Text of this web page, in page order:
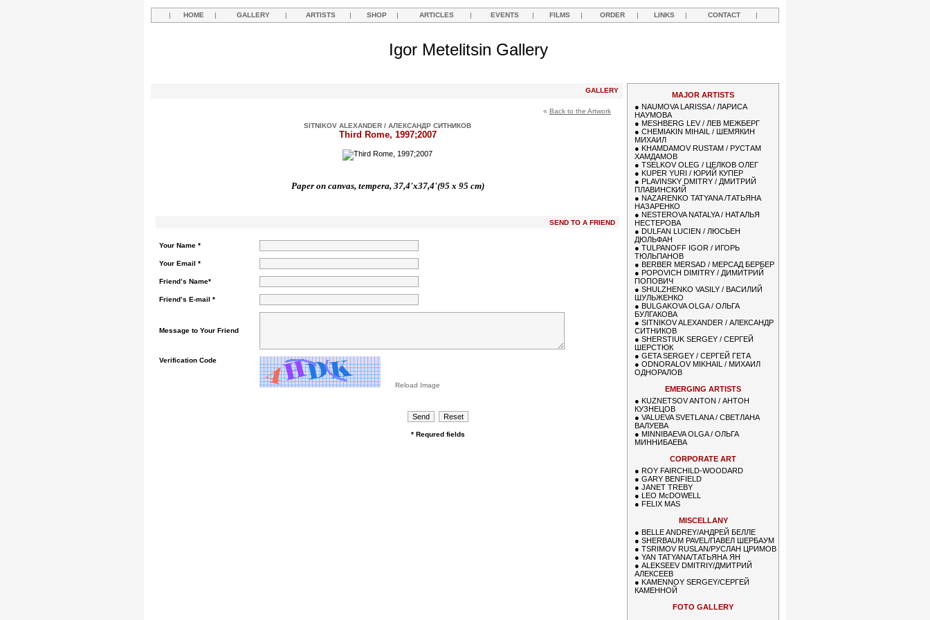
| HOME | GALLERY | ARTISTS | SHOP | ARTICLES | EVENTS | FILMS | ORDER | LINKS | CONTACT |
Igor Metelitsin Gallery
GALLERY
« Back to the Artwork
SITNIKOV ALEXANDER / АЛЕКСАНДР СИТНИКОВ
Third Rome, 1997;2007
Paper on canvas, tempera, 37,4'x37,4'(95 x 95 cm)
SEND TO A FRIEND
Your Name *
Your Email *
Friend’s Name*
Friend’s E-mail *
Message to Your Friend
Verification Code
Reload Image
* Requred fields
MAJOR ARTISTS
● NAUMOVA LARISSA / ЛАРИСА
НАУМОВА
● MESHBERG LEV / ЛЕВ МЕЖБЕРГ
● CHEMIAKIN MIHAIL / ШЕМЯКИН
МИХАИЛ
● KHAMDAMOV RUSTAM / РУСТАМ
ХАМДАМОВ
● TSELKOV OLEG / ЦЕЛКОВ ОЛЕГ
● KUPER YURI / ЮРИЙ КУПЕР
● PLAVINSKY DMITRY / ДМИТРИЙ
ПЛАВИНСКИЙ
● NAZARENKO TATYANA /ТАТЬЯНА
НАЗАРЕНКО
● NESTEROVA NATALYA / НАТАЛЬЯ
НЕСТЕРОВА
● DULFAN LUCIEN / ЛЮСЬЕН
ДЮЛЬФАН
● TULPANOFF IGOR / ИГОРЬ
ТЮЛЬПАНОВ
● BERBER MERSAD / МЕРСАД БЕРБЕР
● POPOVICH DIMITRY / ДИМИТРИЙ
ПОПОВИЧ
● SHULZHENKO VASILY / ВАСИЛИЙ
ШУЛЬЖЕНКО
● BULGAKOVA OLGA / ОЛЬГА
БУЛГАКОВА
● SITNIKOV ALEXANDER / АЛЕКСАНДР
СИТНИКОВ
● SHERSTIUK SERGEY / СЕРГЕЙ
ШЕРСТЮК
● GETA SERGEY / СЕРГЕЙ ГЕТА
● ODNORALOV MIKHAIL / МИХАИЛ
ОДНОРАЛОВ
EMERGING ARTISTS
● KUZNETSOV ANTON / АНТОН
КУЗНЕЦОВ
● VALUEVA SVETLANA / СВЕТЛАНА
ВАЛУЕВА
● MINNIBAEVA OLGA / ОЛЬГА
МИННИБАЕВА
CORPORATE ART
● ROY FAIRCHILD-WOODARD
● GARY BENFIELD
● JANET TREBY
● LEO McDOWELL
● FELIX MAS
MISCELLANY
● BELLE ANDREY/АНДРЕЙ БЕЛЛЕ
● SHERBAUM PAVEL/ПАВЕЛ ШЕРБАУМ
● TSRIMOV RUSLAN/РУСЛАН ЦРИМОВ
● YAN TATYANA/ТАТЬЯНА ЯН
● ALEKSEEV DMITRIY/ДМИТРИЙ
АЛЕКСЕЕВ
● KAMENNOY SERGEY/СЕРГЕЙ
КАМЕННОЙ
FOTO GALLERY